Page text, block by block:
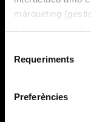
màrqueting
consultar la
Requeriments
Preferències